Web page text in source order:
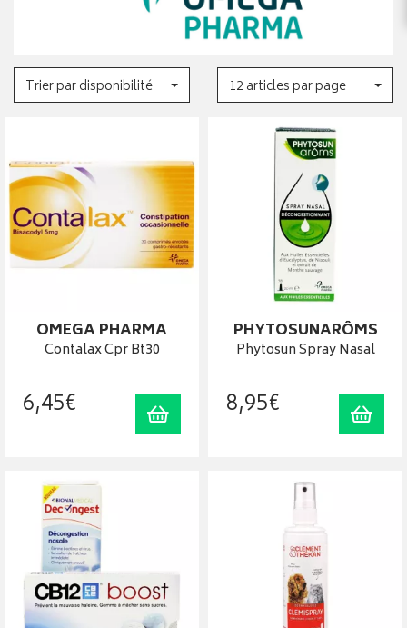
Trier par disponibilité 12 articles par page
OMEGA PHARMA
Contalax Cpr Bt30
6,45€ Ajouter au panier
PHYTOSUNARÔMS
Phytosun Spray Nasal
8,95€